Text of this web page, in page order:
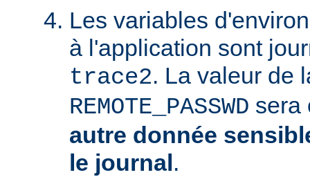
Les variables
à l'application sont
trace2. La valeur de
REMOTE_PASSWD sera
autre donnée
le journal.